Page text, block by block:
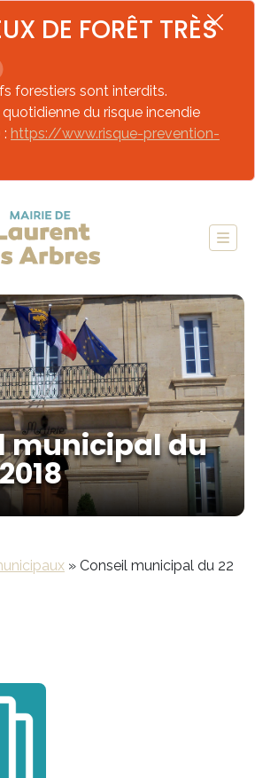
DE FORÊT TRÈS
forestiers sont interdits.
du risque incendie
https://www.risque-prevention-
municipal du
» Conseil municipal du 22